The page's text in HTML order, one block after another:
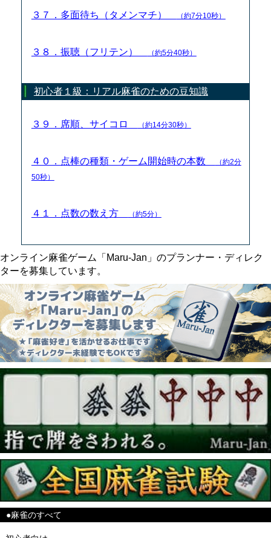
３７．多面待ち（タメンマチ） （約7分10秒）
３８．振聴（フリテン） （約5分40秒）
初心者１級：リアル麻雀のための豆知識
３９．席順、サイコロ （約14分30秒）
４０．点棒の種類・ゲーム開始時の本数
（約2分
50秒）
４１．点数の数え方 （約5分）
オンライン麻雀ゲーム「Maru-Jan」のプランナー・ディレク
ターを募集しています。
●麻雀のすべて